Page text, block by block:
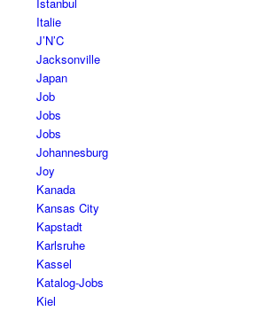
Italie
J’N’C
Jacksonville
Japan
Job
Jobs
Jobs
Johannesburg
Joy
Kanada
Kansas City
Kapstadt
Karlsruhe
Kassel
Katalog-Jobs
Kiel